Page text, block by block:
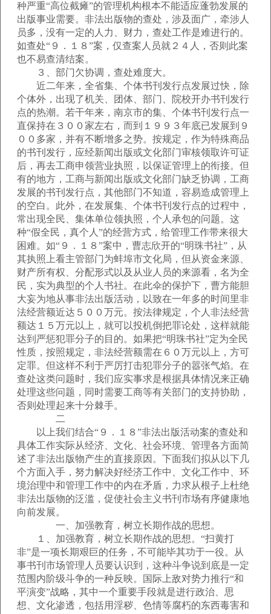
种严重“高位截瘫”的管理机构根本不能适应蓬勃发展的
出版事业需要。非法出版物的查处，涉及面广，牵涉人
员多，没有一定的人力、财力，查处工作是难进行的。
如查处“９．１８”案，仅查案人员就２４人，否则此案
也不易查清结案。
３、部门欠协调，查处难度大。
近二年来，全省集、个体书刊发行点发展过快，除
个体外，出现了机关、团体、部门、院校开办书刊发行
点的热潮。若干年来，南京市的集、个体书刊发行点一
直保持在３００家左右，而到１９９３年底已发展到９
００多家，并有不断增多之势。按规定，作为特殊商品
的书刊发行，应经新闻出版或文化部门审核领取许可证
后，再去工商申领营业执照，以保证管理上的衔接。但
有的地方，工商与新闻出版或文化部门缺乏协调，工商
发展的书刊发行点，其他部门不知道，容易造成管理上
的空白。此外，在发展集、个体书刊发行点的过程中，
常出现全民、集体单位领执照，个人承包的问题。这
种“假全民，真个人”的经营方式，给管理工作带来很大
困难。如“９．１８”案中，曹志欣开的“明珠书社”，从
其执照上看主管部门为蚌埠市文化局，但从资金来源、
财产所有权、分配形式以及从业人员的来源看，名为全
民，实为典型的个人书社。在此伞的保护下，曹方能胆
大妄为地从事非法出版活动，以致在一年多的时间里非
法经营额近达５００万元。按法律规定，个人非法经营
额达１５万元以上，就可以投机倒把罪论处，这样就能
达到严惩犯罪分子的目的。如果把“明珠书社”定为全民
性质，按照规定，非法经营额需在６０万元以上，方可
定罪。但这样不利于严厉打击犯罪分子的嚣张气焰。在
查处这类问题时，我们应实事求是根据具体情况来正确
处理这些问题，同时需要工商等有关部门的支持协助，
否则处理起来十分棘手。
二
以上我们结合“９．１８”非法出版活动案的查处和
具体工作实际从经济、文化、社会环境、管理各方面简
述了非法出版物产生的直接原因。下面我们拟从以下几
个方面入手，努力解决好经济工作中、文化工作中、环
境治理中和管理工作中的内在矛盾，力求从根子上杜绝
非法出版物的泛滥，促使社会主义书刊市场有序健康地
向前发展。
一、加强教育，树立长期作战的思想。
１、加强教育，树立长期作战的思想。“扫黄打
非”是一项长期艰巨的任务，不可能毕其功于一役。从
事书刊市场管理人员要认识到，这种斗争说到底是一定
范围内阶级斗争的一种反映。国际上敌对势力推行“和
平演变”战略，其中一个重要手段就是进行政治、思
想、文化渗透，包括用淫秽、色情等腐朽的东西毒害和